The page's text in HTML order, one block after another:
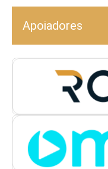
Apoiadores